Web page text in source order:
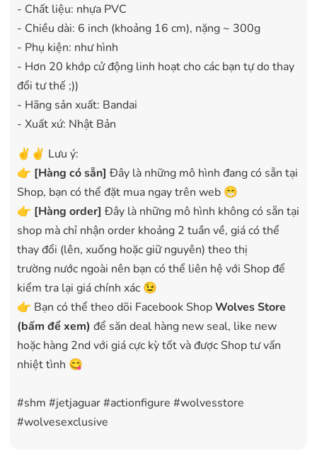
- Chất liệu: nhựa PVC
- Chiều dài: 6 inch (khoảng 16 cm), nặng ~ 300g
- Phụ kiện: như hình
- Hơn 20 khớp cử động linh hoạt cho các bạn tự do thay
đổi tư thế ;))
- Hãng sản xuất: Bandai
- Xuất xứ: Nhật Bản
✌️✌️ Lưu ý:
👉 [Hàng có sẵn] Đây là những mô hình đang có sẵn tại
Shop, bạn có thể đặt mua ngay trên web 😁
👉 [Hàng order] Đây là những mô hình không có sẵn tại
shop mà chỉ nhận order khoảng 2 tuần về, giá có thể
thay đổi (lên, xuống hoặc giữ nguyên) theo thị
trường nước ngoài nên bạn có thể liên hệ với Shop để
kiểm tra lại giá chính xác 😉
👉 Bạn có thể theo dõi Facebook ShopWolves Store
(bấm để xem) để săn deal hàng new seal, like new
hoặc hàng 2nd với giá cực kỳ tốt và được Shop tư vấn
nhiệt tình 😋
#shm #jetjaguar #actionfigure #wolvesstore
#wolvesexclusive